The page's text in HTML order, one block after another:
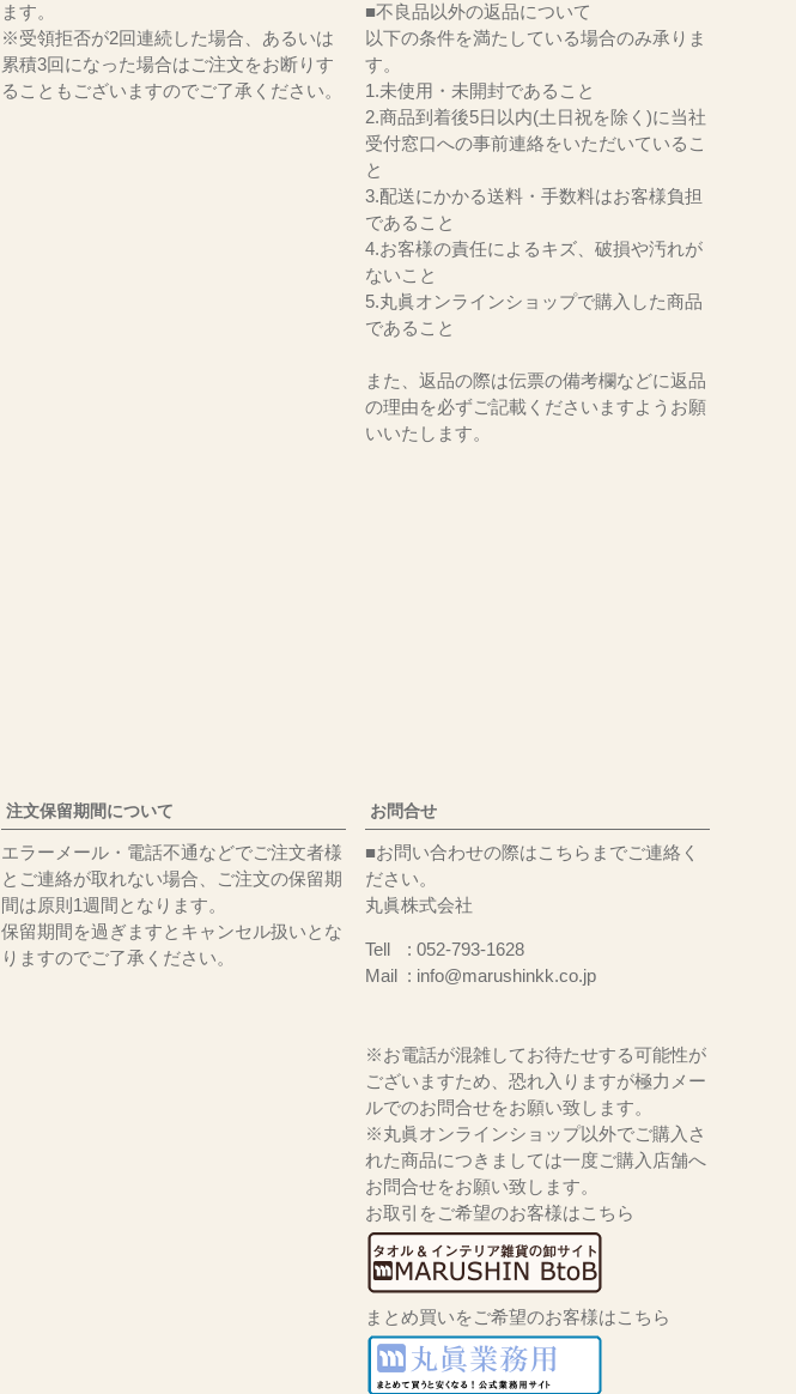
ます。
※受領拒否が2回連続した場合、あるいは
累積3回になった場合はご注文をお断りす
ることもございますのでご了承ください。
■不良品以外の返品について
以下の条件を満たしている場合のみ承りま
す。
1.未使用・未開封であること
2.商品到着後5日以内(土日祝を除く)に当社
受付窓口への事前連絡をいただいているこ
と
3.配送にかかる送料・手数料はお客様負担
であること
4.お客様の責任によるキズ、破損や汚れが
ないこと
5.丸眞オンラインショップで購入した商品
であること
また、返品の際は伝票の備考欄などに返品
の理由を必ずご記載くださいますようお願
いいたします。
注文保留期間について
エラーメール・電話不通などでご注文者様
とご連絡が取れない場合、ご注文の保留期
間は原則1週間となります。
保留期間を過ぎますとキャンセル扱いとな
りますのでご了承ください。
お問合せ
■お問い合わせの際はこちらまでご連絡く
ださい。
丸眞株式会社
Tell
052-793-1628
Mail
info@marushinkk.co.jp
※お電話が混雑してお待たせする可能性が
ございますため、恐れ入りますが極力メー
ルでのお問合せをお願い致します。
※丸眞オンラインショップ以外でご購入さ
れた商品につきましては一度ご購入店舗へ
お問合せをお願い致します。
お取引をご希望のお客様はこちら
まとめ買いをご希望のお客様はこちら